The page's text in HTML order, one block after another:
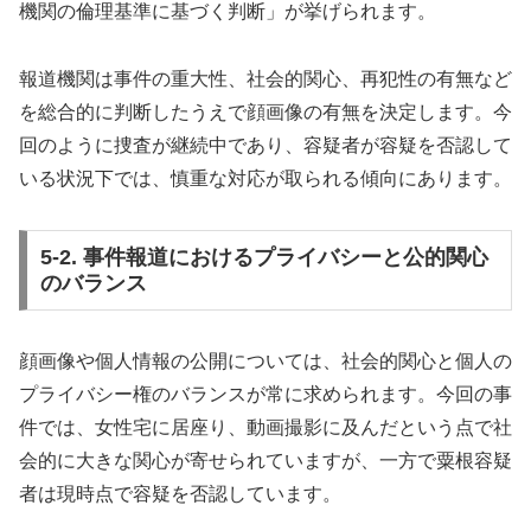
機関の倫理基準に基づく判断」が挙げられます。
報道機関は事件の重大性、社会的関心、再犯性の有無など
を総合的に判断したうえで顔画像の有無を決定します。今
回のように捜査が継続中であり、容疑者が容疑を否認して
いる状況下では、慎重な対応が取られる傾向にあります。
5-2. 事件報道におけるプライバシーと公的関心
のバランス
顔画像や個人情報の公開については、社会的関心と個人の
プライバシー権のバランスが常に求められます。今回の事
件では、女性宅に居座り、動画撮影に及んだという点で社
会的に大きな関心が寄せられていますが、一方で粟根容疑
者は現時点で容疑を否認しています。